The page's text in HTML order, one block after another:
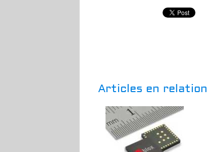
Articles en relation